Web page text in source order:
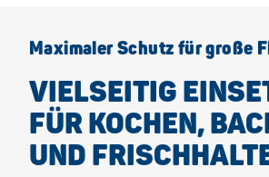
Maximaler Schutz für große
VIELSEITIG
FÜR KOCHEN,
UND